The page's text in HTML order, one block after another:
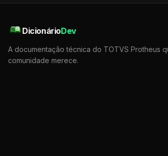
DicionárioDev
A documentação técnica do TOTVS Protheus
comunidade merece.